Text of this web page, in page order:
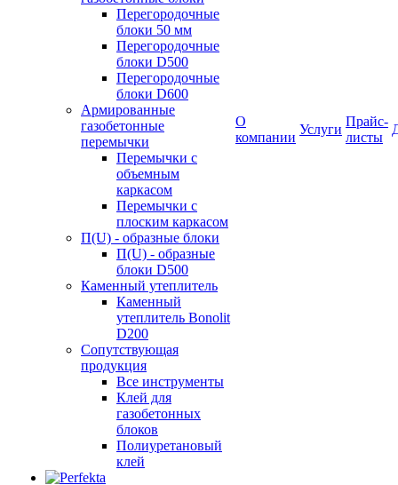
Перегородочные
блоки 50 мм
Перегородочные
блоки D500
Перегородочные
блоки D600
Армированные
газобетонные
перемычки
Перемычки с
объемным
каркасом
Перемычки с
плоским каркасом
П(U) - образные блоки
П(U) - образные
блоки D500
Каменный утеплитель
Каменный
утеплитель Bonolit
D200
Сопутствующая
продукция
Все инструменты
Клей для
газобетонных
блоков
Полиуретановый
клей
О
компании
Услуги
Прайс-
листы